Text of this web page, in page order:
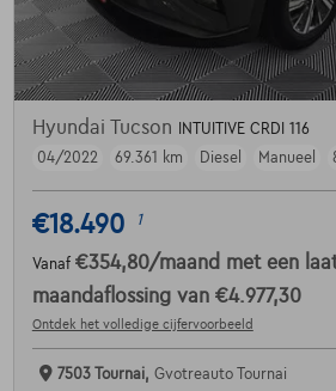
Hyundai Tucson
INTUITIVE CRDI 116
04/2022
69.361 km Diesel Manueel
€18.490 1
Vanaf €354,80/maand met een
maandaflossing van €4.977,30
Ontdek het volledige cijfervoorbeeld
7503 Tournai, Gvotreauto Tournai